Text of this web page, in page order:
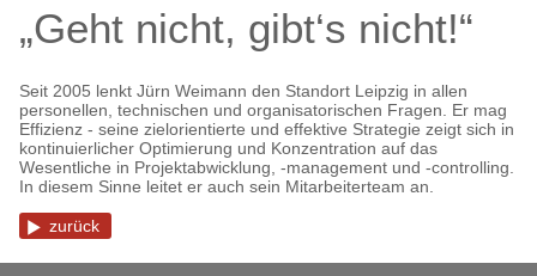
„Geht nicht, gibt‘s nicht!“
Seit 2005 lenkt Jürn Weimann den Standort Leipzig in allen
personellen, technischen und organisatorischen Fragen. Er mag
Effizienz - seine zielorientierte und effektive Strategie zeigt sich in
kontinuierlicher Optimierung und Konzentration auf das
Wesentliche in Projektabwicklung, -management und -controlling.
In diesem Sinne leitet er auch sein Mitarbeiterteam an.
zurück